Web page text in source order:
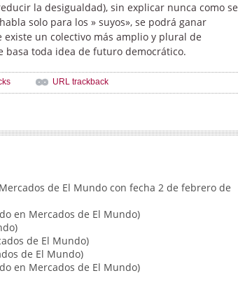
la desigualdad), sin explicar nunca como se
solo para los » suyos», se podrá ganar
un colectivo más amplio y plural de
basa toda idea de futuro democrático.
URL trackback
de El Mundo con fecha 2 de febrero de
en Mercados de El Mundo)
de El Mundo)
de El Mundo)
en Mercados de El Mundo)